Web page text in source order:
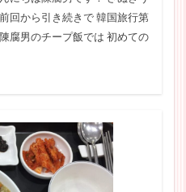
回から引き続きで 韓国旅行第
腐男のチープ飯では 初めての